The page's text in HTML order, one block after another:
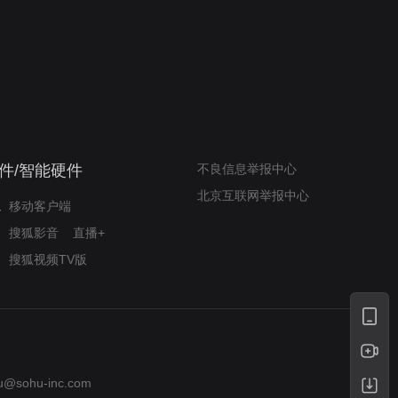
/智能硬件
移动客户端
搜狐影音
直播+
搜狐视频TV版
不良信息举报中心
北京互联网举报中心
inc.com